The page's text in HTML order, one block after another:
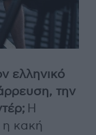
ελληνικό
την
Η
η κακή